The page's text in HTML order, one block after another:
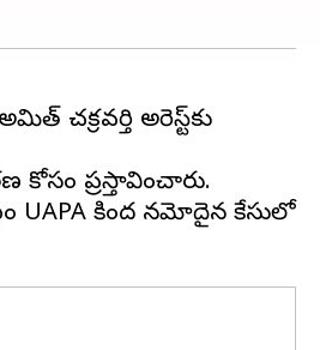
చక్రవర్తి అరెస్ట్‌కు
ప్రస్తావించారు.
UAPA కింద నమోదైన కేసులో